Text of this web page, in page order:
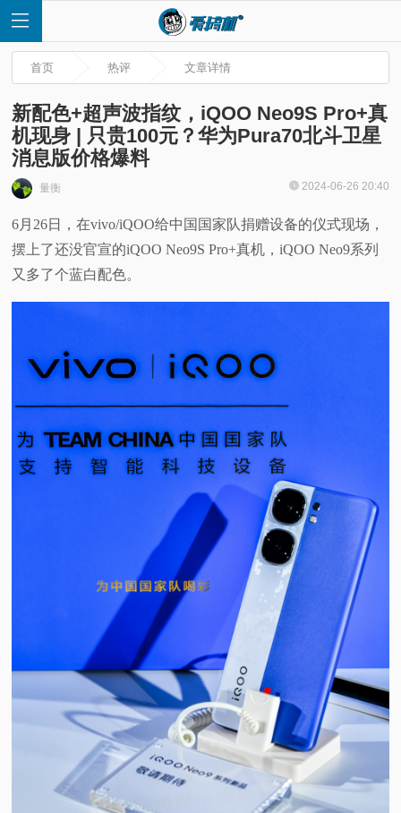
首
快
视
频
专
首页 热评 文章详情
新配色+超声波指纹，iQOO Neo9S Pro+真
机现身 | 只贵100元？华为Pura70北斗卫星
消息版价格爆料
量衡 2024-06-26 20:40
6月26日，在vivo/iQOO给中国国家队捐赠设备的仪式现场，
摆上了还没官宣的iQOO Neo9S Pro+真机，iQOO Neo9系列
又多了个蓝白配色。